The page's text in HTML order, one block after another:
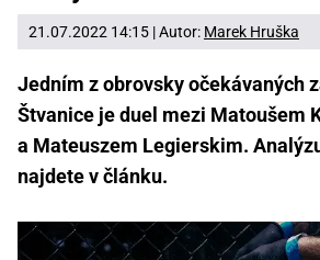
21.07.2022 14:15 | Autor: Marek Hruška
Jedním z obrovsky očekávaných
Štvanice je duel mezi Matoušem
a Mateuszem Legierskim.
najdete v článku.